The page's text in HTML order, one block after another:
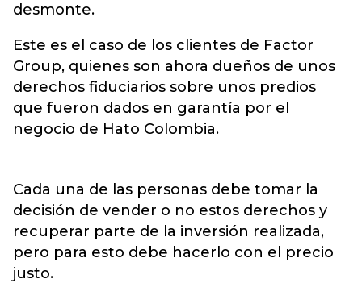
desmonte.
Este es el caso de los clientes de Factor
Group, quienes son ahora dueños de unos
derechos fiduciarios sobre unos predios
que fueron dados en garantía por el
negocio de Hato Colombia.
Cada una de las personas debe tomar la
decisión de vender o no estos derechos y
recuperar parte de la inversión realizada,
pero para esto debe hacerlo con el precio
justo.